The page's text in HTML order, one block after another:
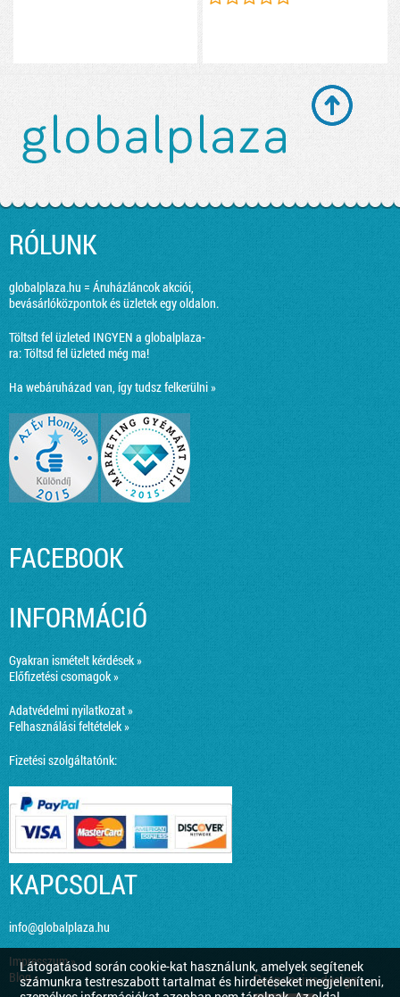
Látogatásod során cookie-kat használunk, amelyek segítenek
számunkra testreszabott tartalmat és hirdetéseket megjeleníteni,
RÓLUNK
globalplaza.hu = Áruházláncok akciói,
bevásárlóközpontok és üzletek egy oldalon.
Töltsd fel üzleted INGYEN a globalplaza-
ra:Töltsd fel üzleted még ma!
Ha webáruházad van, így tudsz felkerülni »
FACEBOOK
INFORMÁCIÓ
Gyakran ismételt kérdések »
Előfizetési csomagok »
Adatvédelmi nyilatkozat »
Felhasználási feltételek »
Fizetési szolgáltatónk:
KAPCSOLAT
info@globalplaza.hu
Impresszum »
Blog »
Responsive design